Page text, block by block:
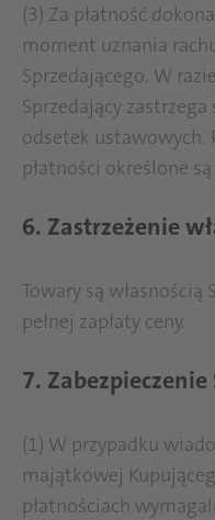
(3) Za płatność
moment uznania
Sprzedającego. W
Sprzedający
odsetek ustawowych.
płatności określone
6. Zastrzeżenie
Towary są
pełnej zapłaty ceny.
7.
(1) W przypadku
majątkowej
płatnościach